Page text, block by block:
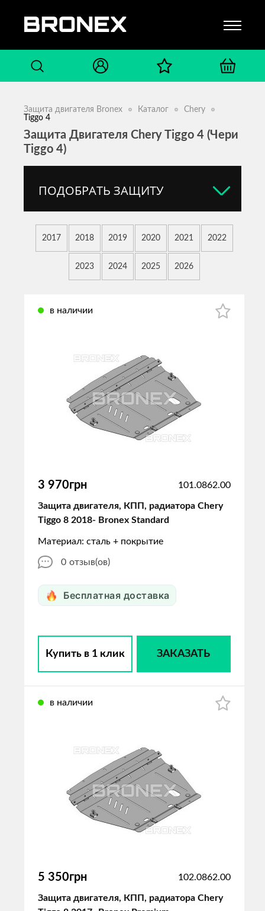
Защита двигателя Bronex Каталог
Chery
Tiggo 4
Защита Двигателя Chery Tiggo 4 (Чери
Tiggo 4)
ПОДОБРАТЬ ЗАЩИТУ
2017 2018 2019 2020 2021 2022
2023 2024 2025 2026
в наличии
3 970грн 101.0862.00
Защита двигателя, КПП, радиатора Chery
Tiggo 8 2018- Bronex Standard
Материал: сталь + покрытие
0 отзыв(ов)
Бесплатная доставка
Купить в 1 клик ЗАКАЗАТЬ
в наличии
5 350грн 102.0862.00
Защита двигателя, КПП, радиатора Chery